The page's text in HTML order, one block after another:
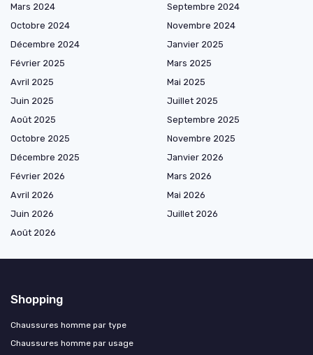
Mars 2024
Septembre 2024
Octobre 2024
Novembre 2024
Décembre 2024
Janvier 2025
Février 2025
Mars 2025
Avril 2025
Mai 2025
Juin 2025
Juillet 2025
Août 2025
Septembre 2025
Octobre 2025
Novembre 2025
Décembre 2025
Janvier 2026
Février 2026
Mars 2026
Avril 2026
Mai 2026
Juin 2026
Juillet 2026
Août 2026
Shopping
Chaussures homme par type
Chaussures homme par usage